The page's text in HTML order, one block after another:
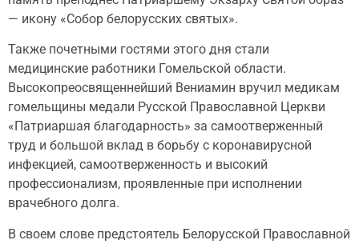
— икону «Собор белорусских святых».
Также почетными гостями этого дня стали
медицинские работники Гомельской области.
Высокопреосвященнейший Вениамин вручил медикам
гомельщины медали Русской Православной Церкви
«Патриаршая благодарность» за самоотверженный
труд и большой вклад в борьбу с коронавирусной
инфекцией, самоотверженность и высокий
профессионализм, проявленные при исполнении
врачебного долга.
В своем слове предстоятель Белорусской Православной